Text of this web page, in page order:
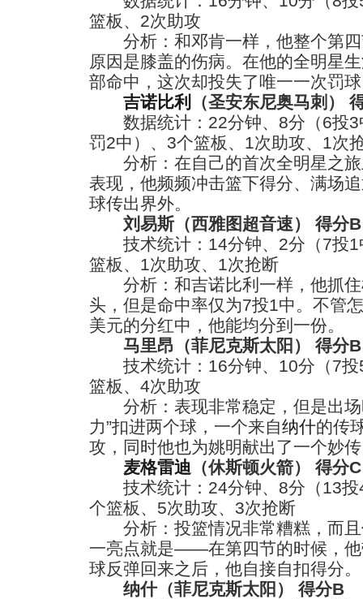
篮板、2次助攻
分析：和邓肯一样，他整个第四
原因是膝盖的伤病。在他的全明星
部命中，这次却投失了唯一一次罚
吉诺比利
（圣安东尼奥马刺）
数据统计：22分钟、8分（6投3
罚2中）、3个篮板、1次助攻、1次
分析：在自己的首次全明星之旅
表现，他频频冲击篮下得分、满场
球传出界外。
刘易斯（西雅图超音速） 得分B
技术统计：14分钟、2分（7投1
篮板、1次助攻、1次抢断
分析：和吉诺比利一样，他抓住
头，但是命中率仅为7投1中。不管
美元的分红中，他能均分到一份。
马里昂（菲尼克斯太阳） 得分B
技术统计：16分钟、10分（7投
篮板、4次助攻
分析：表现非常稳定，但是出场
力”扣进两个球，一个来自纳什的传
攻，同时他也为姚明献出了一个妙
麦格雷迪 （休斯顿火箭） 得分
技术统计：24分钟、8分（13投
个篮板、5次助攻、3次抢断
分析：投篮情况非常糟糕，而且
一亮点就是——在第四节的时候，
球反弹回来之后，他自接自扣得分。
纳什（菲尼克斯太阳） 得分B